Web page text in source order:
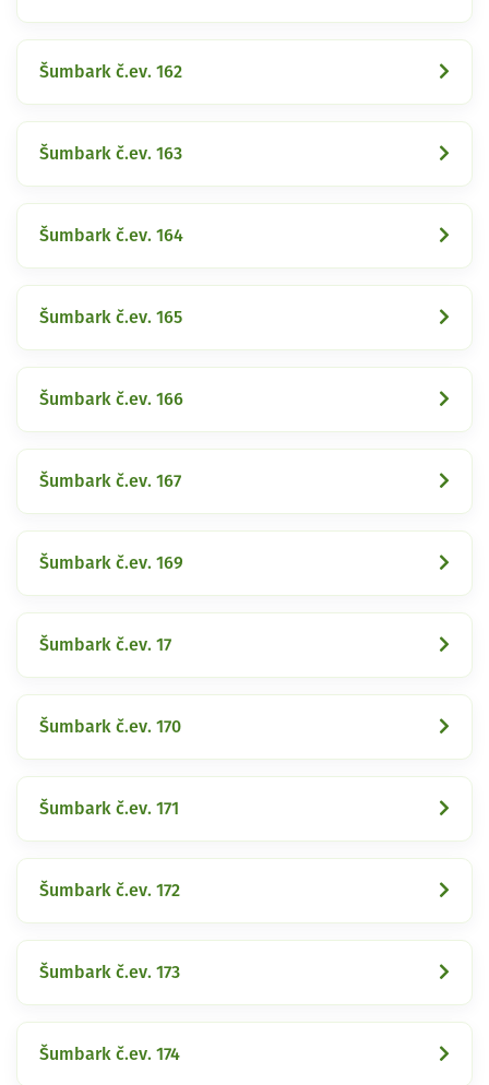
Šumbark č.ev. 162
Šumbark č.ev. 163
Šumbark č.ev. 164
Šumbark č.ev. 165
Šumbark č.ev. 166
Šumbark č.ev. 167
Šumbark č.ev. 169
Šumbark č.ev. 17
Šumbark č.ev. 170
Šumbark č.ev. 171
Šumbark č.ev. 172
Šumbark č.ev. 173
Šumbark č.ev. 174